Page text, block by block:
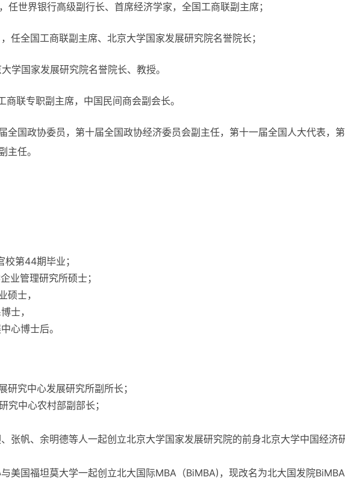
世界银行高级副行长、首席经济学家，全国工商联副主席；
任全国工商联副主席、北京大学国家发展研究院名誉院长；
学国家发展研究院名誉院长、教授。
联专职副主席，中国民间商会副会长。
全国政协委员，第十届全国政协经济委员会副主任，第十一届全国人大代表，
主任。
第44期毕业；
业管理研究所硕士；
硕士，
士，
心博士后。
究中心发展研究所副所长；
中心农村部副部长；
张帆、余明德等人一起创立北京大学国家发展研究院的前身北京大学中国经济
美国福坦莫大学一起创立北大国际MBA（BiMBA)，现改名为北大国发院